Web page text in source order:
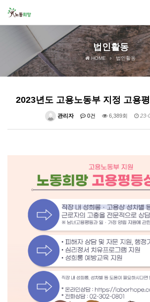
법인활동
HOME 법인활동
2023년도 고용노동부 지정 고용
관리자 0건 6,389회 23-